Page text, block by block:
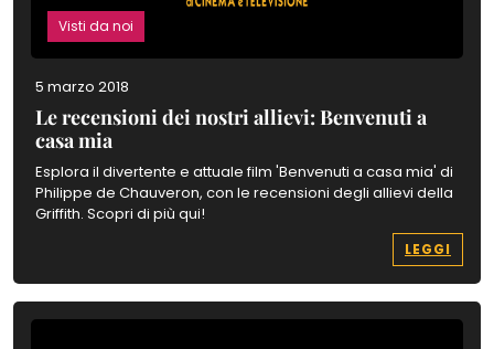
Visti da noi
5 marzo 2018
Le recensioni dei nostri allievi: Benvenuti a
casa mia
Esplora il divertente e attuale film 'Benvenuti a casa mia' di
Philippe de Chauveron, con le recensioni degli allievi della
Griffith. Scopri di più qui!
LEGGI